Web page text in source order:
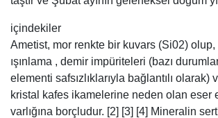
içindekiler
Ametist, mor renkte bir kuvars (Si02)
ışınlama , demir impüriteleri (bazı
elementi safsızlıklarıyla bağlantılı olarak)
kristal kafes ikamelerine neden olan eser
varlığına borçludur. [2] [3] [4] Mineralin